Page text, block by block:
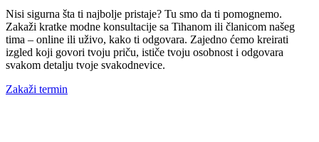
Nisi sigurna šta ti najbolje pristaje? Tu smo da ti pomognemo.
Zakaži kratke modne konsultacije sa Tihanom ili članicom našeg
tima – online ili uživo, kako ti odgovara. Zajedno ćemo kreirati
izgled koji govori tvoju priču, ističe tvoju osobnost i odgovara
svakom detalju tvoje svakodnevice.
Zakaži termin